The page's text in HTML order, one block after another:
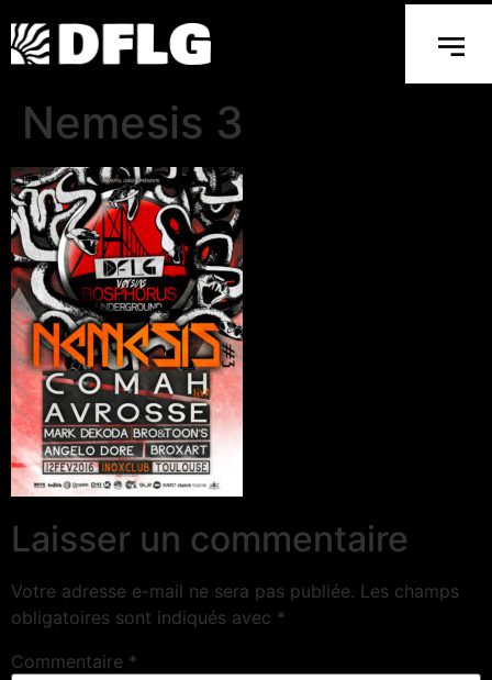
Nemesis 3
Laisser un commentaire
Votre adresse e-mail ne sera pas publiée. Les champs
obligatoires sont indiqués avec *
Commentaire *